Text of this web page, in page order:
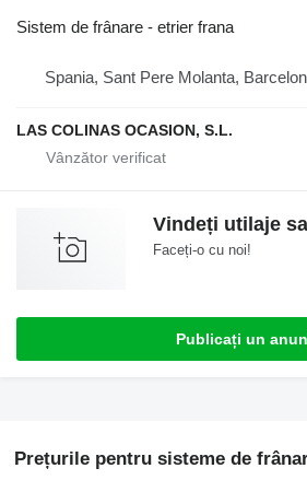
Sistem de frânare - etrier frana
Spania, Sant Pere Molanta,
LAS COLINAS OCASION, S.L.
Vindeți utilaje
Faceți-o cu noi!
Publicați un
Prețurile pentru sisteme de